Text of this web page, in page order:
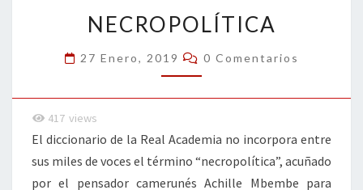
NECROPOLÍTICA
27 Enero, 2019 Comentarios
0 Comentarios
417 views
El diccionario de la Real Academia no incorpora entre
sus miles de voces el término “necropolítica”, acuñado
por el pensador camerunés Achille Mbembe para